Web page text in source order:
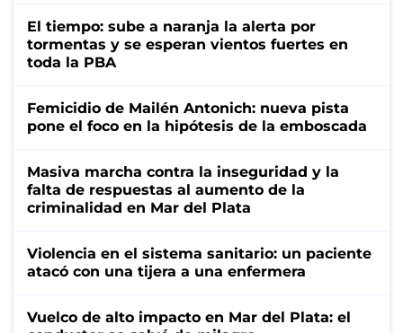
El tiempo: sube a naranja la alerta por
tormentas y se esperan vientos fuertes en
toda la PBA
Femicidio de Mailén Antonich: nueva pista
pone el foco en la hipótesis de la emboscada
Masiva marcha contra la inseguridad y la
falta de respuestas al aumento de la
criminalidad en Mar del Plata
Violencia en el sistema sanitario: un paciente
atacó con una tijera a una enfermera
Vuelco de alto impacto en Mar del Plata: el